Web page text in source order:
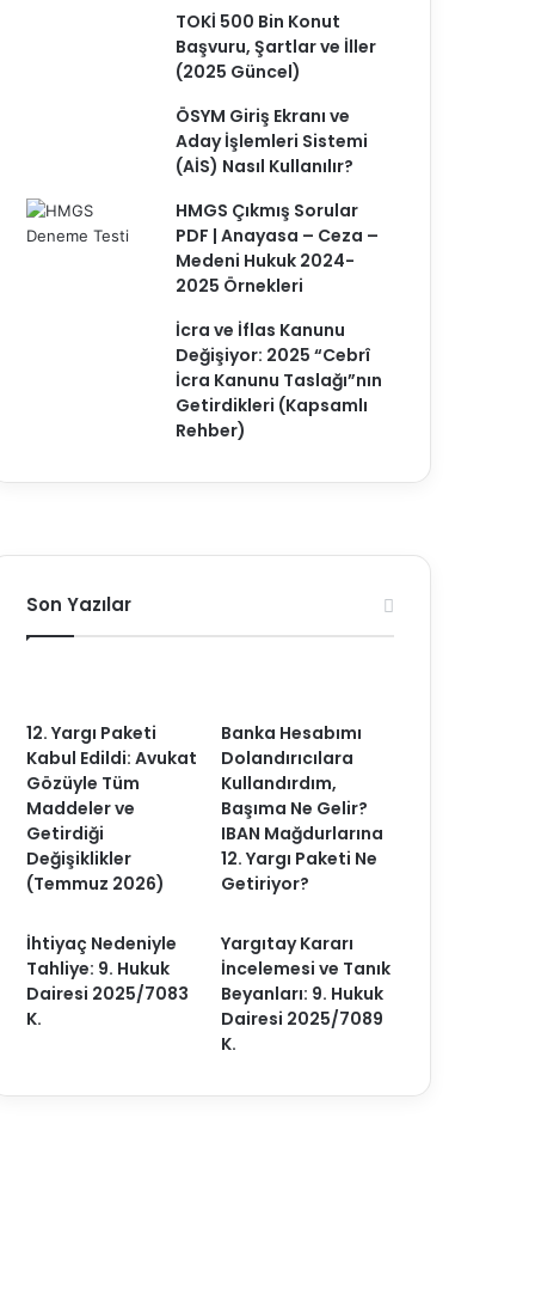
TOKİ 500 Bin Konut
Başvuru, Şartlar ve İller
(2025 Güncel)
ÖSYM Giriş Ekranı ve
Aday İşlemleri Sistemi
(AİS) Nasıl Kullanılır?
HMGS Çıkmış Sorular
PDF | Anayasa – Ceza –
Medeni Hukuk 2024-
2025 Örnekleri
İcra ve İflas Kanunu
Değişiyor: 2025 “Cebrî
İcra Kanunu Taslağı”nın
Getirdikleri (Kapsamlı
Rehber)
Son Yazılar
12. Yargı Paketi
Kabul Edildi: Avukat
Gözüyle Tüm
Maddeler ve
Getirdiği
Değişiklikler
(Temmuz 2026)
Banka Hesabımı
Dolandırıcılara
Kullandırdım,
Başıma Ne Gelir?
IBAN Mağdurlarına
12. Yargı Paketi Ne
Getiriyor?
İhtiyaç Nedeniyle
Tahliye: 9. Hukuk
Dairesi 2025/7083
K.
Yargıtay Kararı
İncelemesi ve Tanık
Beyanları: 9. Hukuk
Dairesi 2025/7089
K.